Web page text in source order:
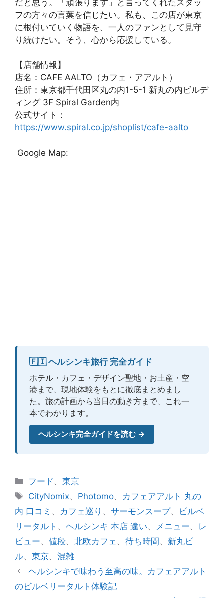
フの方々の言葉を信じたい。私も、この店が東京
に根付いていく物語を、一人のファンとして見守
り続けたい。そう、心から応援している。
【店舗情報】
店名：CAFE AALTO（カフェ・アアルト）
住所：東京都千代田区丸の内1-5-1 新丸の内ビルデ
ィング 3F Spiral Garden内
公式サイト：
https://www.spiral.co.jp/shoplist/cafe-aalto
Google Map:
🇫🇮 ヘルシンキ旅行 完全ガイド
ホテル・カフェ・デザイン聖地・お土産・空
港まで、現地体験をもとに徹底まとめまし
た。旅の計画から当日の動き方まで、これ一
本でわかります。
ヘルシンキ完全ガイドを読む →
カ
テ
リ
ー
フード 、東京
タ
グ
CityNomix、 Photomo、 カフェアアルト 丸の
内 口コミ 、 カフェ巡り 、 サーモンスープ、
ビルベ
リータルト 、 ヘルシンキ 本店 違い、 メニュー、 レ
ビュー、 値段、 北欧カフェ 、 待ち時間 、 新丸ビ
ル、 東京、 混雑
ヘルシンキで味わう至高の味。カフェアアルト
のビルベリータルト体験記